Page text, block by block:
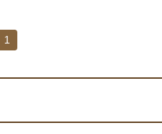
1